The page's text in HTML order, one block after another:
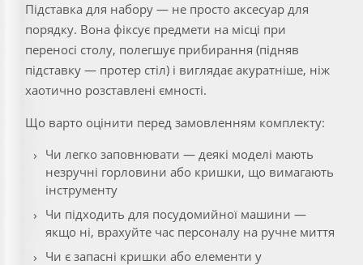
Підставка для набору — не просто аксесуар для
порядку. Вона фіксує предмети на місці при
переносі столу, полегшує прибирання (підняв
підставку — протер стіл) і виглядає акуратніше, ніж
хаотично розставлені ємності.
Що варто оцінити перед замовленням комплекту:
Чи легко заповнювати — деякі моделі мають
незручні горловини або кришки, що вимагають
інструменту
Чи підходить для посудомийної машини —
якщо ні, врахуйте час персоналу на ручне миття
Чи є запасні кришки або елементи у